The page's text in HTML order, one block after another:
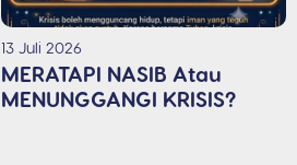
13 Juli 2026
MERATAPI NASIB Atau
MENUNGGANGI KRISIS?